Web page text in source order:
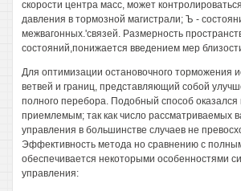
скорости центра масс, может
давления в тормозной магистрали; Ъ -
межвагонных.'связей. Размерность
состояний,понижается введением мер
Для оптимизации остановочного торможения
ветвей и границ, представляющий собой
полного перебора. Подобный способ оказался
приемлемым; так как число рассматриваемых
управления в большинстве случаев не
Эффективность метода но сравнению с
обеспечивается некоторыми особенностями
управления: